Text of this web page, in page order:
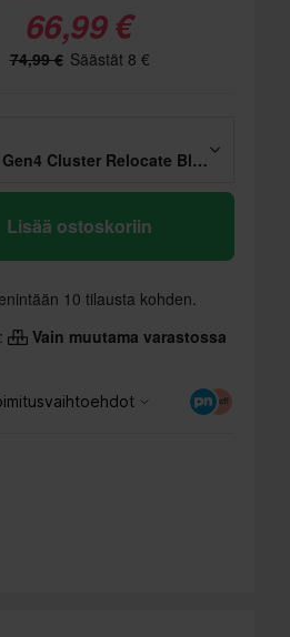
66,99 €
74,99 € Säästät 8 €
SkiDoo Gen4 Cluster Relocate Black
Lisää ostoskoriin
10 tilausta kohden.
Vain muutama varastossa